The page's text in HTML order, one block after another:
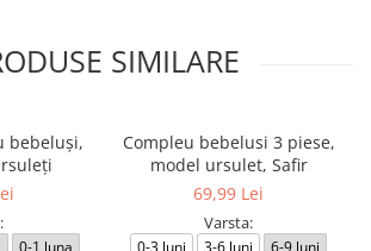
SIMILARE
bebeluși,
0-1 luna
Compleu bebelusi 3 piese,
model ursulet, Safir
69,99 Lei
Varsta:
0-3 luni 3-6 luni 6-9 luni